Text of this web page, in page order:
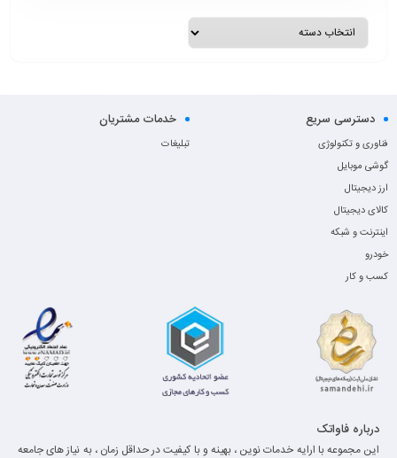
دسترسی سریع
فناوری و تکنولوژی
گوشی موبایل
ارز دیجیتال
کالای دیجیتال
اینترنت و شبکه
خودرو
کسب و کار
خدمات مشتریان
تبلیغات
درباره فاواتک
این مجموعه با ارایه خدمات نوین ، بهینه و با کیفیت در حداقل زمان ، به نیاز های جامعه